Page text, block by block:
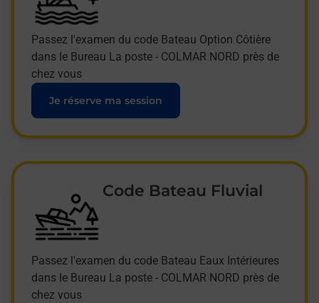
Passez l'examen du code Bateau Option Côtière
dans le Bureau La poste - COLMAR NORD près de
chez vous
Je réserve ma session
Code Bateau Fluvial
Passez l'examen du code Bateau Eaux Intérieures
dans le Bureau La poste - COLMAR NORD près de
chez vous